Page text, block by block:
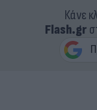
Κάνε
Flash.gr